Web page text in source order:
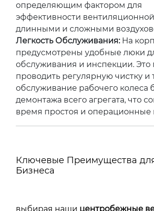
определяющим фактором для
эффективности
длинными и сложными
Легкость Обслуживания:На
предусмотрены удобные люки
обслуживания и инспекции. Это
проводить регулярную чистку и
обслуживание рабочего колеса
демонтажа всего агрегата, что
время простоя и операционные
Ключевые Преимущества
Бизнеса
выбирая наши центробежные